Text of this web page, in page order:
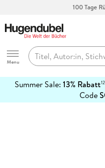
100 Tage
Hugendubel
Menu
Summer Sale: 13% Rabatt12
Code
erfahren